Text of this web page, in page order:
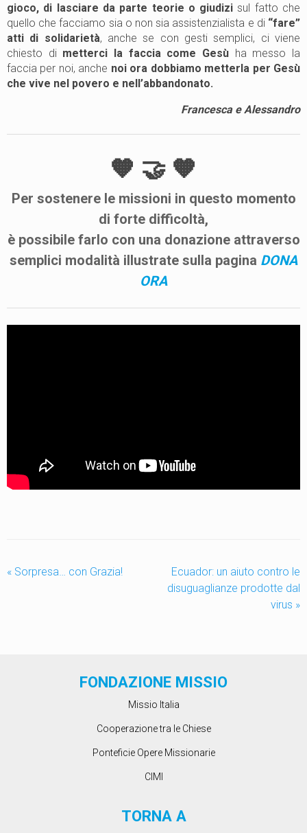
gioco, di lasciare da parte teorie o giudizi sul fatto che
quello che facciamo sia o non sia assistenzialista e di “fare”
atti di solidarietà, anche se con gesti semplici, ci viene
chiesto di metterci la faccia come Gesù ha messo la
faccia per noi, anche noi ora dobbiamo metterla per Gesù
che vive nel povero e nell’abbandonato.
Francesca e Alessandro
🧡 🤝 🧡
Per sostenerele missioni in questo momento
di forte difficoltà,
è possibile farlo con una donazione attraverso
semplici modalità illustrate sulla pagina DONA
ORA
« Sorpresa… con Grazia!
Ecuador: un aiuto contro le
disuguaglianze prodotte dal
virus »
FONDAZIONE MISSIO
Missio Italia
Cooperazione tra le Chiese
Ponteficie Opere Missionarie
CIMI
TORNA A